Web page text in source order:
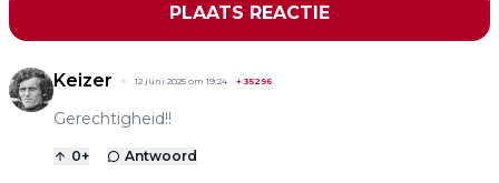
PLAATS REACTIE
Keizer 12 juni 2025 om 19:24 + 35296
Gerechtigheid!!
0+ Antwoord